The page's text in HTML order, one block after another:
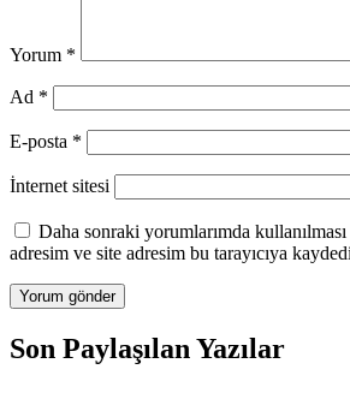
Yorum *
Ad *
E-posta *
İnternet sitesi
Daha sonraki yorumlarımda
adresim ve site adresim bu tarayıcıya
Son Paylaşılan Yazılar